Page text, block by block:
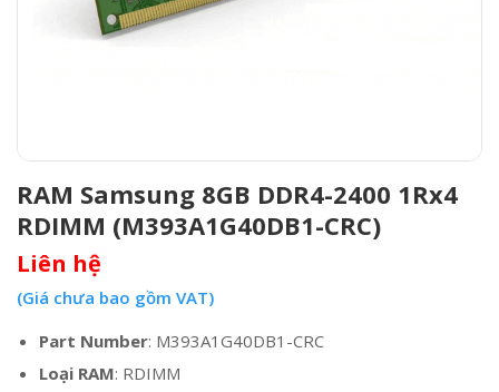
RAM Samsung 8GB DDR4-2400 1Rx4
RDIMM (M393A1G40DB1-CRC)
Liên hệ
(Giá chưa bao gồm VAT)
Part Number: M393A1G40DB1-CRC
Loại RAM: RDIMM